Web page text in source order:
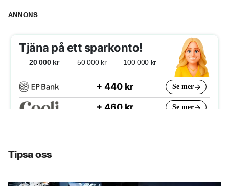
0:36
ANNONS
Tipsa oss